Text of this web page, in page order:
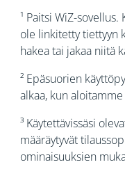
¹ Paitsi WiZ-
ole linkitetty tiettyyn
hakea tai jakaa niitä
² Epäsuorien
alkaa, kun
³ Käytettävissäsi
määräytyvät
ominaisuuksien